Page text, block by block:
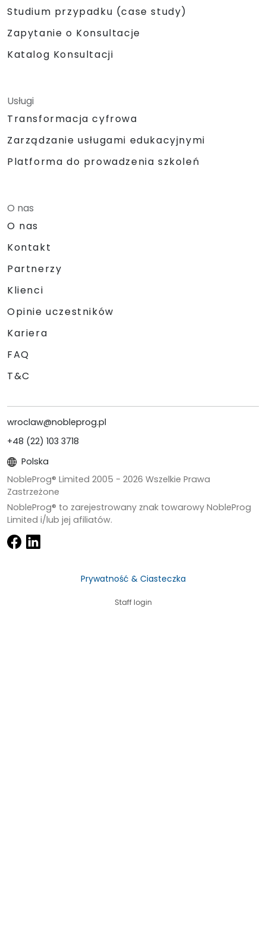
Studium przypadku (case study)
Zapytanie o Konsultacje
Katalog Konsultacji
Usługi
Transformacja cyfrowa
Zarządzanie usługami edukacyjnymi
Platforma do prowadzenia szkoleń
O nas
O nas
Kontakt
Partnerzy
Klienci
Opinie uczestników
Kariera
FAQ
T&C
wroclaw@nobleprog.pl
+48 (22) 103 3718
Polska
NobleProg® Limited 2005 - 2026 Wszelkie Prawa
Zastrzeżone
NobleProg® to zarejestrowany znak towarowy NobleProg
Limited i/lub jej afiliatów.
Prywatność & Ciasteczka
Staff login